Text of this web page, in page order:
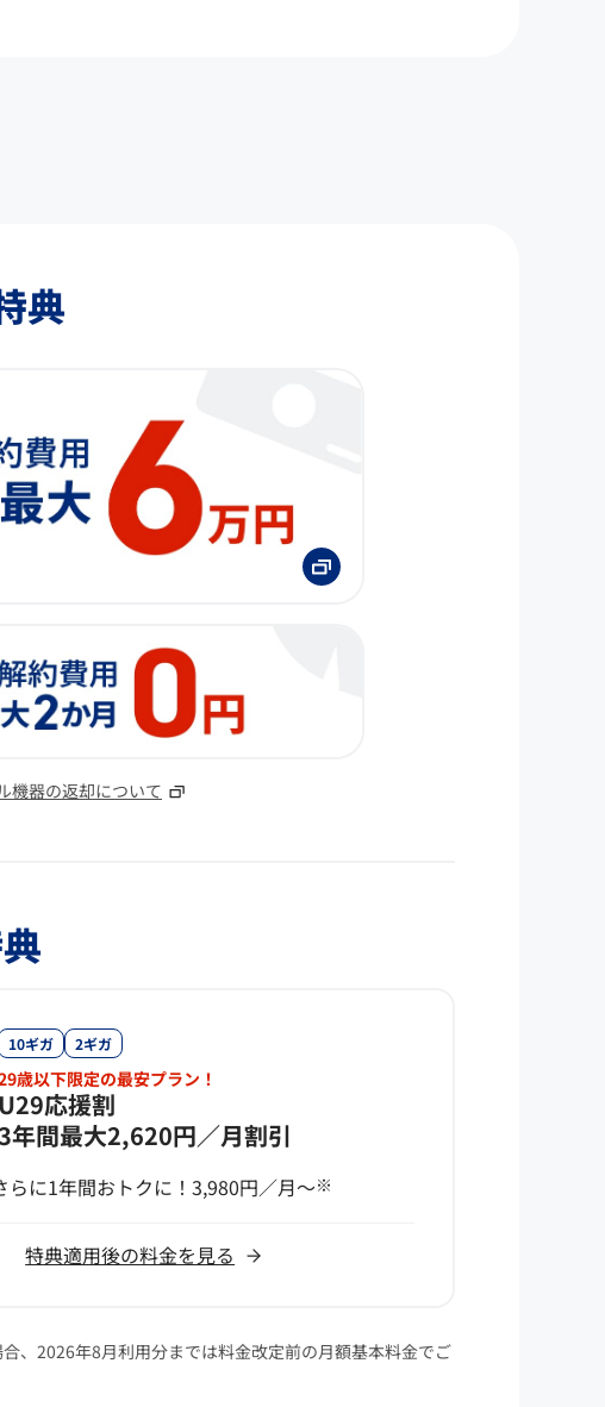
典
機器の返却について
10ギガ 2ギガ
歳以下限定の最安プラン！
U29応援割
年間最大2,620円／月割引
らに1年間おトクに！3,980円／月～※
特典適用後の料金を見る
、2026年8月利用分までは料金改定前の月額基本料金でご